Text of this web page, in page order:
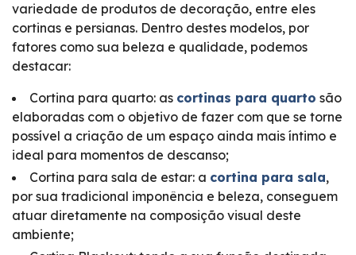
variedade de produtos de decoração, entre eles
cortinas e persianas. Dentro destes modelos, por
fatores como sua beleza e qualidade, podemos
destacar:
Cortina para quarto: as cortinas para quarto são
elaboradas com o objetivo de fazer com que se torne
possível a criação de um espaço ainda mais íntimo e
ideal para momentos de descanso;
Cortina para sala de estar: a cortina para sala,
por sua tradicional imponência e beleza, conseguem
atuar diretamente na composição visual deste
ambiente;